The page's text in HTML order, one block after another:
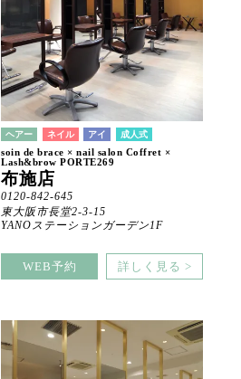
ヘアー ネイル アイ 成人式
soin de brace × nail salon Coffret ×
Lash&brow PORTE269
布施店
0120-842-645
東大阪市長堂2-3-15
YANOステーションガーデン1F
WEB予約 詳しく見る >